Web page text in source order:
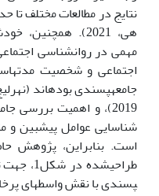
نتایج در مطالعات مختلف تا
هی، 2021).
مهمی در روان­شناسی
اجتماعی و شخصیت
جامعه­پسندی بوده­اند
2019)، و اهمیت بررسی
شناسایی عوامل پیش­بین
است. بنابراین، پژوهش
طراحی­شده
پسندی با نقش واسطه­ای